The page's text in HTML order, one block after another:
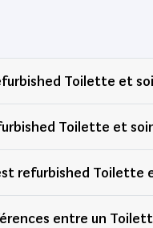
Toilette et
Toilette et
refurbished Toilette
entre un